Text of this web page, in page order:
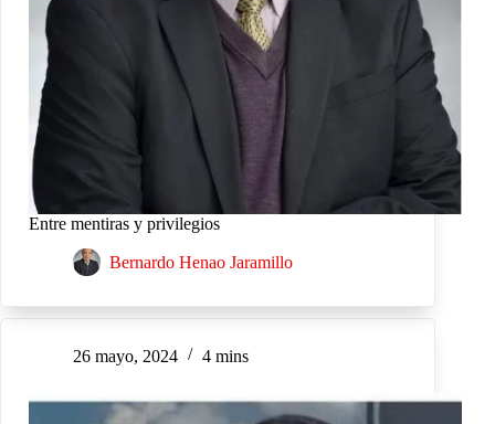
Entre mentiras y privilegios
Bernardo Henao Jaramillo
26 mayo, 2024 4 mins